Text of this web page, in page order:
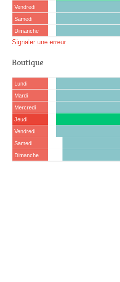
Vendredi
Samedi
Dimanche
Signaler une erreur
Boutique
Lundi
Mardi
Mercredi
Jeudi
Vendredi
Samedi
Dimanche